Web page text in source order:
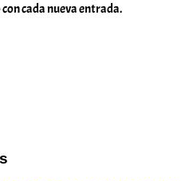
cada nueva entrada.